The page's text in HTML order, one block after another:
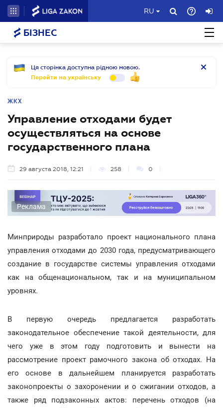
RU
БІЗНЕС
Ця сторінка доступна рідною мовою.
Перейти на українську
ЖКХ
Управление отходами будет
осуществляться на основе
государственного плана
29 августа 2018, 12:21 258 0
Реклама
Минприроды разработало проект национального плана
управления отходами до 2030 года, предусматривающего
создание в государстве системы управления отходами
как на общенациональном, так и на муниципальном
уровнях.
В первую очередь предлагается разработать
законодательное обеспечение такой деятельности, для
чего уже в этом году подготовить и вынести на
рассмотрение проект рамочного закона об отходах. На
его основе в дальнейшем планируется разработать
законопроекты о захоронении и о сжигании отходов, а
также ряд подзаконных актов: перечень отходов (на